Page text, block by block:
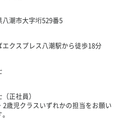
八潮市大字垳529番5
エクスプレス八潮駅から徒歩18分
正社員）
2歳児クラスいずれかの担当をお願い